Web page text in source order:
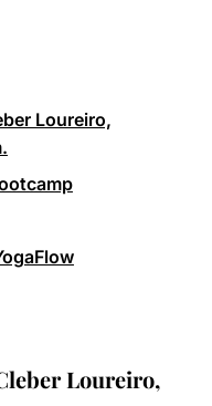
Loureiro,
Loureiro,